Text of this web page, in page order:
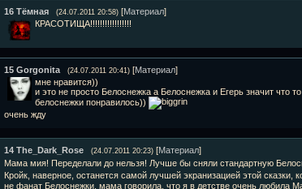
16 Тёмная (24.07.2011 20:58) [Материал]
КРАСОТИЩА!!!!!!!!!!!!!!!!!
15 Gorgonita (24.07.2011 20:41) [Материал]
мне нравится))
и это не просто Белоснежка а Белоснежка и Егерь значит что
белоснежки понравилось))
очень жду
14 The_Dark_Rose (24.07.2011 20:23) [Материал]
Мама мия! Переделали до нельзя! Лучше бы сняли стандартную
Кройк, наверное, останется самой лучшей экранизацией этой сказки,
не фанат Белоснежки, мама говорила, что я в детстве очень любила